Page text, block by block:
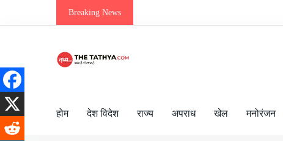
Breaking News
होम देश विदेश राज्य अपराध खेल मनोरंजन